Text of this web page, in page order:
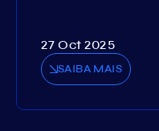
27 Oct 2025
SAIBA MAIS